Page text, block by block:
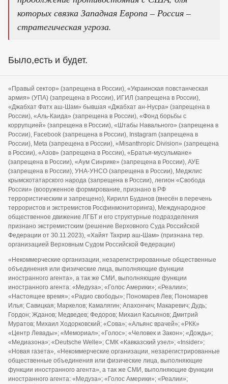
которых связка Западная Европа – Россия –
стратегическая угроза.
Было,есть и будет.
«Правый сектор» (запрещена в России), «Украинская повстанческая
армия» (УПА) (запрещена в России), ИГИЛ (запрещена в России),
«Джабхат Фатх аш-Шам» бывшая «Джабхат ан-Нусра» (запрещена в
России), «Аль-Каида» (запрещена в России), «Фонд борьбы с
коррупцией» (запрещена в России), «Штабы Навального» (запрещена в
России), Facebook (запрещена в России), Instagram (запрещена в
России), Meta (запрещена в России), «Misanthropic Division» (запрещена
в России), «Азов» (запрещена в России), «Братья-мусульмане»
(запрещена в России), «Аум Синрике» (запрещена в России), АУЕ
(запрещена в России), УНА-УНСО (запрещена в России), Меджлис
крымскотатарского народа (запрещена в России), легион «Свобода
России» (вооруженное формирование, признано в РФ
террористическим и запрещено), Кирилл Буданов (внесён в перечень
террористов и экстремистов Росфинмониторинга), Международное
общественное движение ЛГБТ и его структурные подразделения
признано экстремистским (решение Верховного Суда Российской
Федерации от 30.11.2023), «Хайят Тахрир аш-Шам» (признана тер.
организацией Верховным Судом Российской Федерации)
«Некоммерческие организации, незарегистрированные общественные
объединения или физические лица, выполняющие функции
иностранного агента», а так же СМИ, выполняющие функции
иностранного агента: «Медуза»; «Голос Америки»; «Реалии»;
«Настоящее время»; «Радио свободы»; Пономарев Лев; Пономарев
Илья; Савицкая; Маркелов; Камалягин; Апахончич; Макаревич; Дудь;
Гордон; Жданов; Медведев; Федоров; Михаил Касьянов; Дмитрий
Муратов; Михаил Ходорковский; «Сова»; «Альянс врачей»; «РКК»
«Центр Левады»; «Мемориал»; «Голос»; «Человек и Закон»; «Дождь»;
«Медиазона»; «Deutsche Welle»; СМК «Кавказский узел»; «Insider»;
«Новая газета», «Некоммерческие организации, незарегистрированные
общественные объединения или физические лица, выполняющие
функции иностранного агента», а так же СМИ, выполняющие функции
иностранного агента: «Медуза»; «Голос Америки»; «Реалии»;